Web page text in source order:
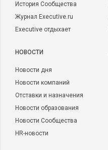
История Сообщества
Журнал Executive.ru
Executive отдыхает
НОВОСТИ
Новости дня
Новости компаний
Отставки и назначения
Новости образования
Новости Сообщества
HR-новости